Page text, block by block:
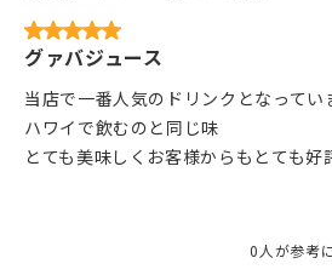
グァバジュース
当店で一番人気のドリンクとなってい
ハワイで飲むのと同じ味
とても美味しくお客様からもとても好
0人が参考